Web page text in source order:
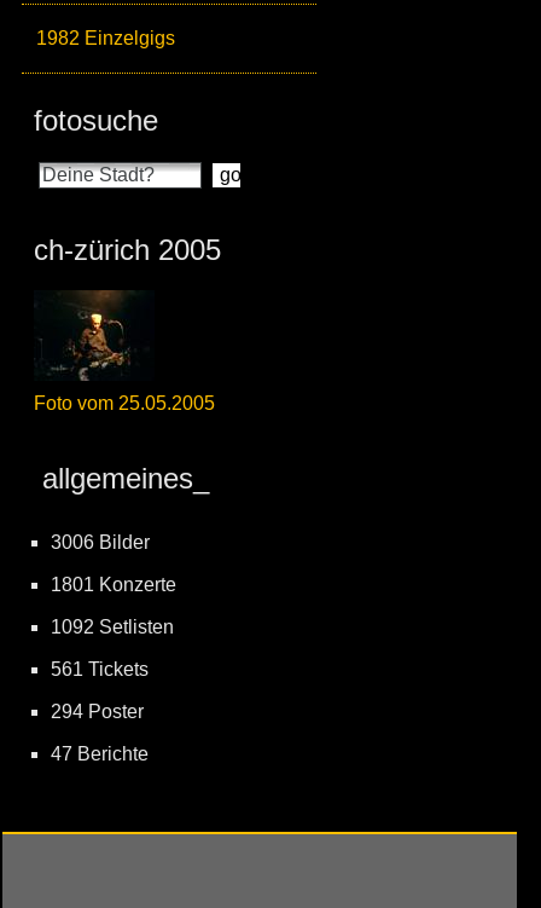
1982 Einzelgigs
fotosuche
ch-zürich 2005
Foto vom 25.05.2005
allgemeines_
3006 Bilder
1801 Konzerte
1092 Setlisten
561 Tickets
294 Poster
47 Berichte